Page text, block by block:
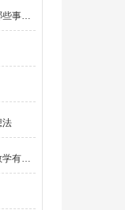
项？
法
用？